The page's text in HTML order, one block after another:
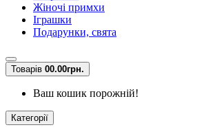
Жіночі примхи
Іграшки
Подарунки, свята
Товарів 00.00грн.
Ваш кошик порожній!
Категорії